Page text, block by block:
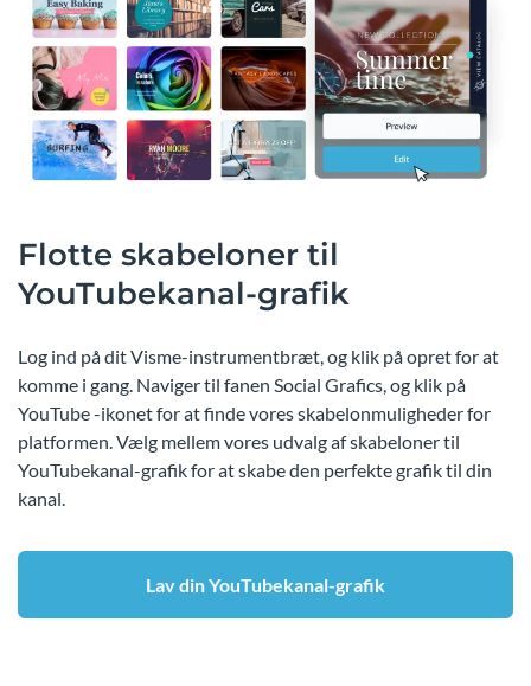
Flotte skabeloner til
YouTubekanal-grafik
Log ind på dit Visme-instrumentbræt, og klik på opret for at
komme i gang. Naviger til fanen Social Grafics, og klik på
YouTube -ikonet for at finde vores skabelonmuligheder for
platformen. Vælg mellem vores udvalg af skabeloner til
YouTubekanal-grafik for at skabe den perfekte grafik til din
kanal.
Lav din YouTubekanal-grafik